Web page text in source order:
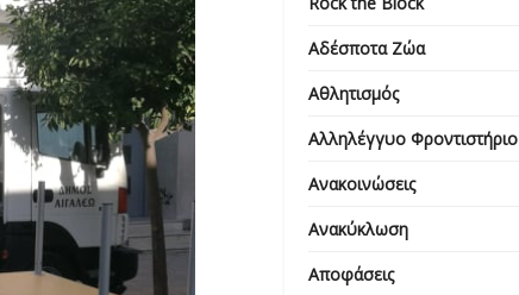
Αδέσποτα Ζώα
Αθλητισμός
Αλληλέγγυο Φροντιστήριο
Ανακοινώσεις
Ανακύκλωση
Αποφάσεις